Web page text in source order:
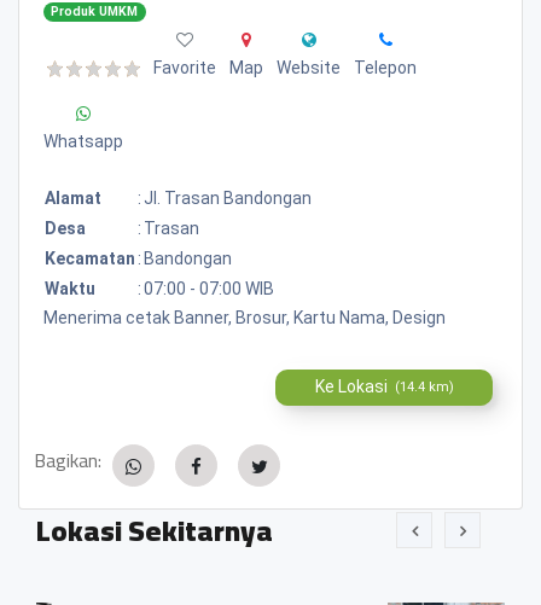
Produk UMKM
Favorite Map Website Telepon
Whatsapp
Alamat : Jl. Trasan Bandongan
Desa
: Trasan
Kecamatan : Bandongan
Waktu
:07:00 - 07:00 WIB
Menerima cetak Banner, Brosur, Kartu Nama, Design
Ke Lokasi (14.4 km)
Bagikan:
Lokasi Sekitarnya